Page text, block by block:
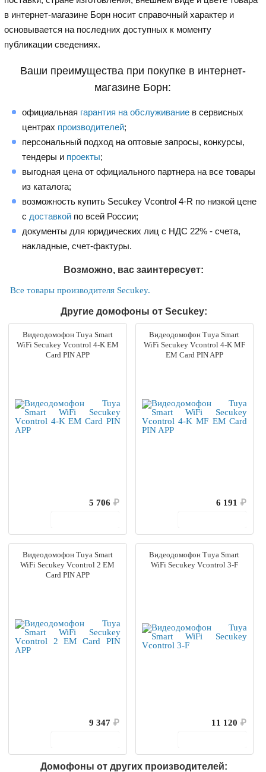
в интернет-магазине Борн носит справочный характер и
основывается на последних доступных к моменту
публикации сведениях.
Ваши преимущества при покупке в интернет-
магазине Борн:
официальная гарантия на обслуживание в сервисных
центрах производителей;
персональный подход на оптовые запросы, конкурсы,
тендеры и проекты;
выгодная цена от официального партнера на все товары
из каталога;
возможность купить Secukey Vcontrol 4-R по низкой цене
с доставкой по всей России;
документы для юридических лиц с НДС 22% - счета,
накладные, счет-фактуры.
Возможно, вас заинтересует:
Все товары производителя Secukey.
Другие домофоны от Secukey:
Видеодомофон Tuya Smart
WiFi Secukey Vcontrol 4-K EM
Card PIN APP
5 706 ₽
Видеодомофон Tuya Smart
WiFi Secukey Vcontrol 4-K MF
EM Card PIN APP
6 191 ₽
Видеодомофон Tuya Smart
WiFi Secukey Vcontrol 2 EM
Card PIN APP
9 347 ₽
Видеодомофон Tuya Smart
WiFi Secukey Vcontrol 3-F
11 120 ₽
Домофоны от других производителей: